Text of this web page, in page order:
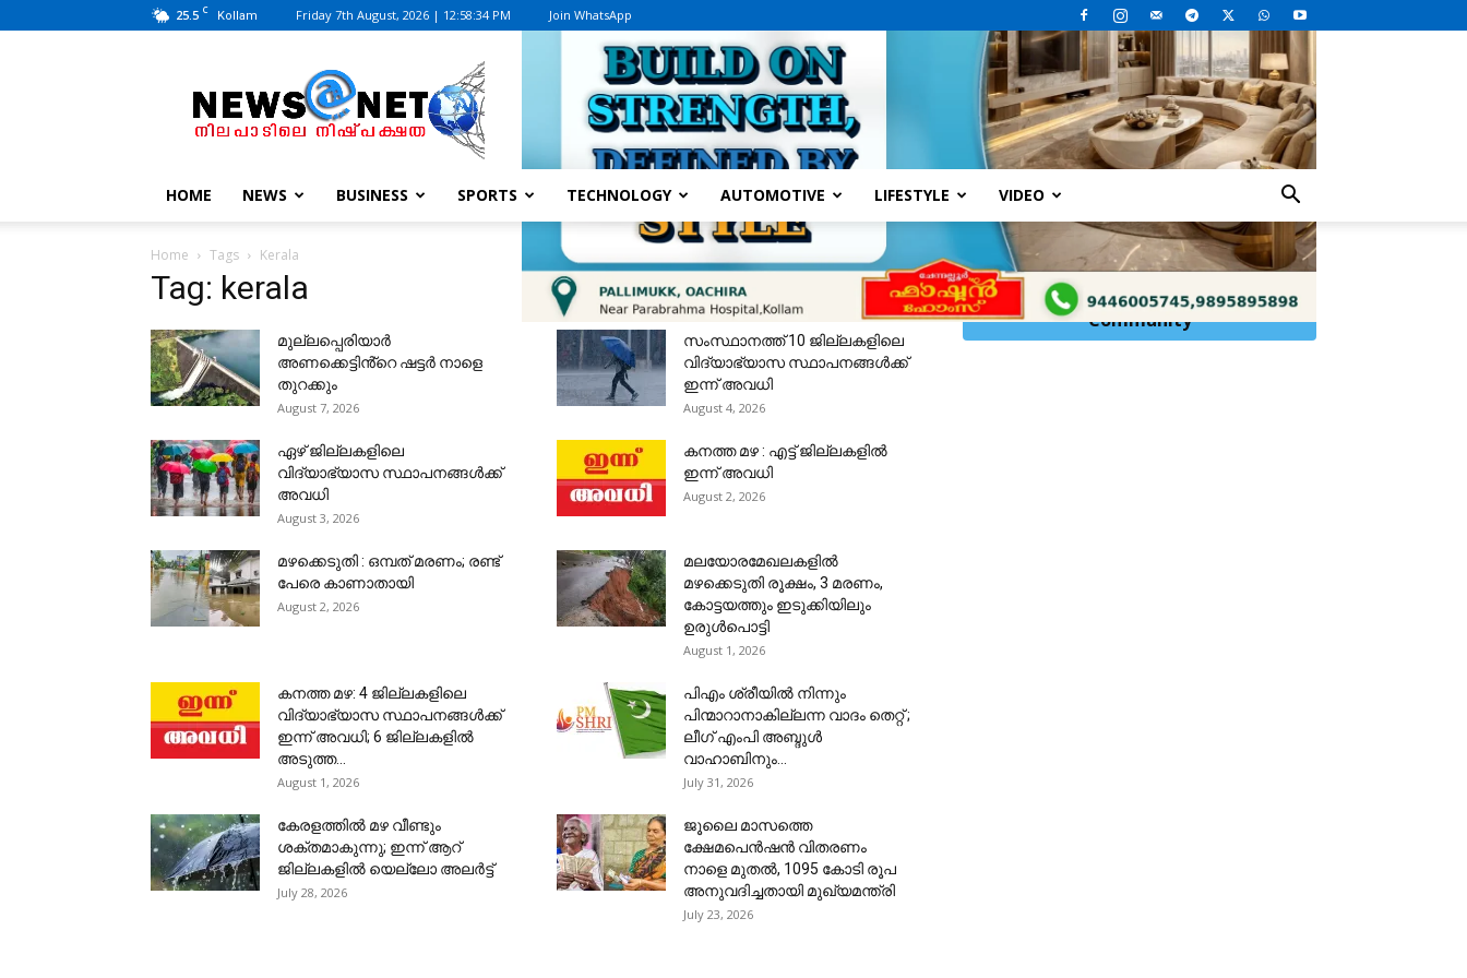
25.5 C Kollam Friday 7th August, 2026 | 12:58:34 PM Join WhatsApp
News@Net
|
www.newsatnet.com
HOME NEWS BUSINESS SPORTS TECHNOLOGY AUTOMOTIVE LIFESTYLE VIDEO
Home Tags Kerala
Tag: kerala
മുല്ലപ്പെരിയാർ
അണക്കെട്ടിൻ്റെ ഷട്ടർ നാളെ
തുറക്കും
August 7, 2026
സംസ്ഥാനത്ത് 10 ജില്ലകളിലെ
വിദ്യാഭ്യാസ സ്ഥാപനങ്ങൾക്ക്
ഇന്ന് അവധി
August 4, 2026
ഏഴ് ജില്ലകളിലെ
വിദ്യാഭ്യാസ സ്ഥാപനങ്ങൾക്ക്
അവധി
August 3, 2026
കനത്ത മഴ : എട്ട് ജില്ലകളിൽ
ഇന്ന് അവധി
August 2, 2026
മഴക്കെടുതി : ഒമ്പത് മരണം; രണ്ട്
പേരെ കാണാതായി
August 2, 2026
മലയോരമേഖലകളില്‍
മഴക്കെടുതി രൂക്ഷം, 3 മരണം,
കോട്ടയത്തും ഇടുക്കിയിലും
ഉരുള്‍പൊട്ടി
August 1, 2026
കനത്ത മഴ: 4 ജില്ലകളിലെ
വിദ്യാഭ്യാസ സ്ഥാപനങ്ങൾക്ക്
ഇന്ന് അവധി; 6 ജില്ലകളിൽ
അടുത്ത...
August 1, 2026
പിഎം ശ്രീ‌യിൽ നിന്നും
പിന്മാറാനാകില്ലന്ന വാദം തെറ്റ് ;
ലീഗ് എംപി അബ്ദുൾ
വാഹാബിനും...
July 31, 2026
കേരളത്തിൽ മഴ വീണ്ടും
ശക്തമാകുന്നു; ഇന്ന് ആറ്
ജില്ലകളിൽ യെല്ലോ അലർട്ട്
July 28, 2026
ജൂലൈ മാസത്തെ
ക്ഷേമപെൻഷൻ വിതരണം
നാളെ മുതൽ, 1095 കോടി രൂപ
അനുവദിച്ചതായി മുഖ്യമന്ത്രി
July 23, 2026
Click Here toJoinWhatsApp
Community